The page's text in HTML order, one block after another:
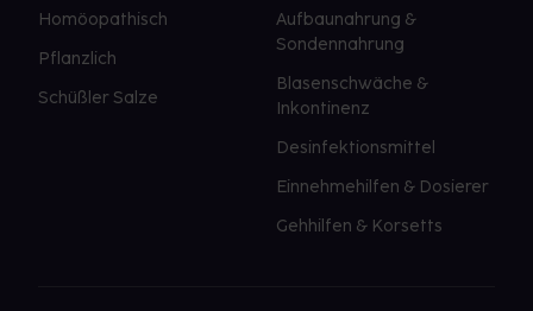
Homöopathisch
Pflanzlich
Schüßler Salze
Aufbaunahrung &
Sondennahrung
Blasenschwäche &
Inkontinenz
Desinfektionsmittel
Einnehmehilfen & Dosierer
Gehhilfen & Korsetts